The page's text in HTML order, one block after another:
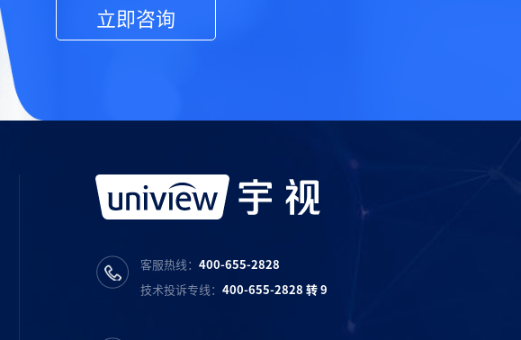
立即咨询
客服热线：400-655-2828
技术投诉专线：400-655-2828 转 9